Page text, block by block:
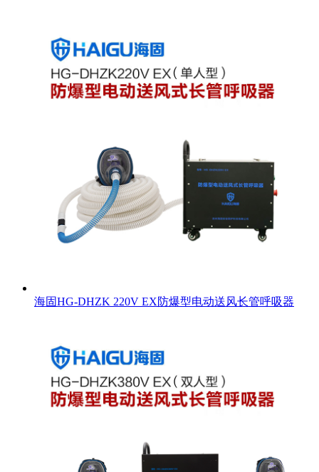
海固HG-DHZK 220V EX防爆型电动送风长管呼吸器